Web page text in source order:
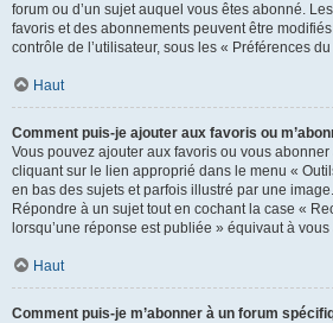
forum ou d’un sujet auquel vous êtes abonné.
favoris et des abonnements peuvent être
contrôle de l’utilisateur, sous les « Préférences
Haut
Comment puis-je ajouter aux favoris ou
Vous pouvez ajouter aux favoris ou vous
cliquant sur le lien approprié dans le menu «
en bas des sujets et parfois illustré par une image.
Répondre à un sujet tout en cochant la case «
lorsqu’une réponse est publiée » équivaut à
Haut
Comment puis-je m’abonner à un forum